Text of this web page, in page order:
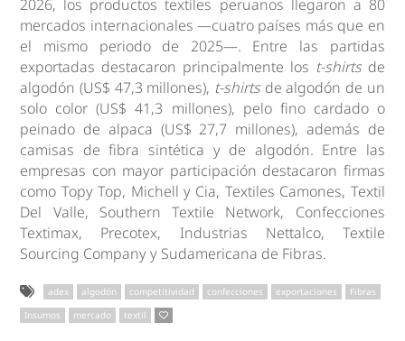
2026, los productos textiles peruanos llegaron a 80
mercados internacionales —cuatro países más que en
el mismo periodo de 2025—. Entre las partidas
exportadas destacaron principalmente los t-shirtsde
algodón (US$ 47,3 millones), t-shirtsde algodón de un
solo color (US$ 41,3 millones), pelo fino cardado o
peinado de alpaca (US$ 27,7 millones), además de
camisas de fibra sintética y de algodón. Entre las
empresas con mayor participación destacaron firmas
como Topy Top, Michell y Cia, Textiles Camones, Textil
Del Valle, Southern Textile Network, Confecciones
Textimax, Precotex, Industrias Nettalco, Textile
Sourcing Company y Sudamericana de Fibras.
adex algodón competitividad confecciones exportaciones
Fibras
Insumos
mercado textil